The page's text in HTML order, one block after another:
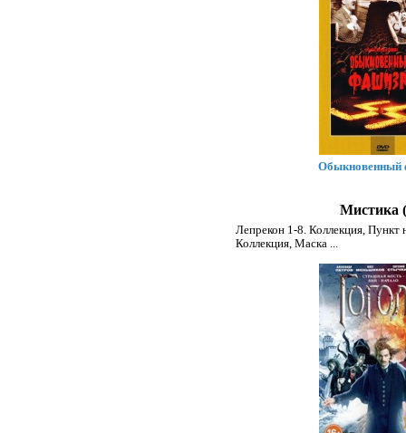
Обыкновенный
Мистика
Лепрекон 1-8. Коллекция, Пункт
Коллекция, Маска ...